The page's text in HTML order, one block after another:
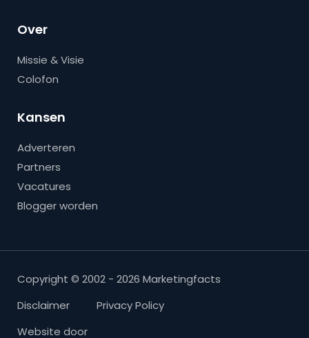
Over
Missie & Visie
Colofon
Kansen
Adverteren
Partners
Vacatures
Blogger worden
Copyright © 2002 - 2026 Marketingfacts
Disclaimer
Privacy Policy
Website door